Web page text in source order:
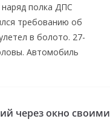
полка ДПС
требованию об
в болото. 27-
Автомобиль
через окно своими